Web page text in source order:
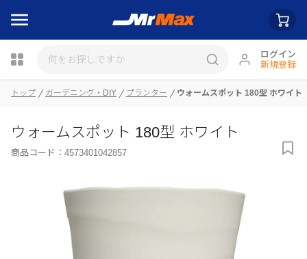
ログイン
新規登録
瓶詰
トップ ガーデニング・DIY プランター ウォームスポット 180型 ホワイト
ウォームスポット 180型 ホワイト
商品コード： 4573401042857